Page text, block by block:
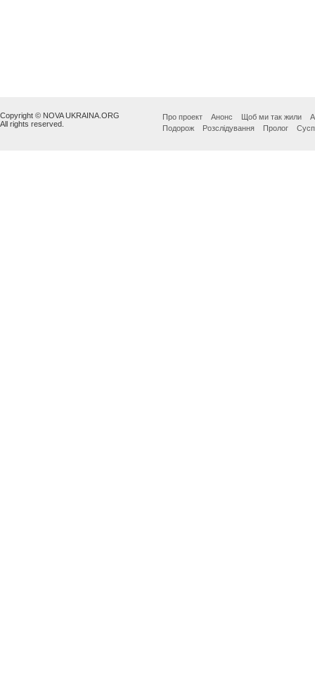
Copyright © NOVA UKRAINA.ORG
All rights reserved.
Про проект Анонс Щоб ми так жили
Подорож
Розслідування Пролог